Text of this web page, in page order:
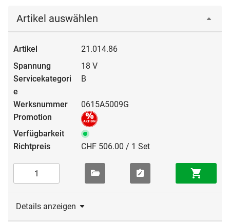
Artikel auswählen
21.014.86
18 V
B
0615A5009G
CHF 506.00 / 1 Set
Details anzeigen